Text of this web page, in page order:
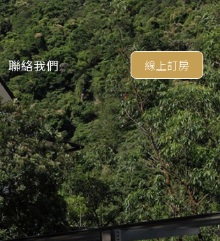
聯絡我們 線上訂房